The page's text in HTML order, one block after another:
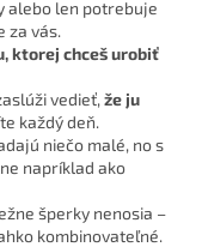
alebo len potrebuje
za vás.
ktorej chceš urobiť
vedieť, že ju
každý deň.
niečo malé, no s
napríklad ako
šperky nenosia –
kombinovateľné.